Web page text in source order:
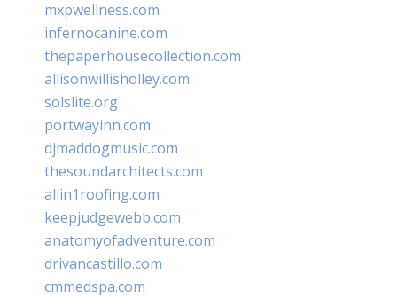
mxpwellness.com
infernocanine.com
thepaperhousecollection.com
allisonwillisholley.com
solslite.org
portwayinn.com
djmaddogmusic.com
thesoundarchitects.com
allin1roofing.com
keepjudgewebb.com
anatomyofadventure.com
drivancastillo.com
cmmedspa.com